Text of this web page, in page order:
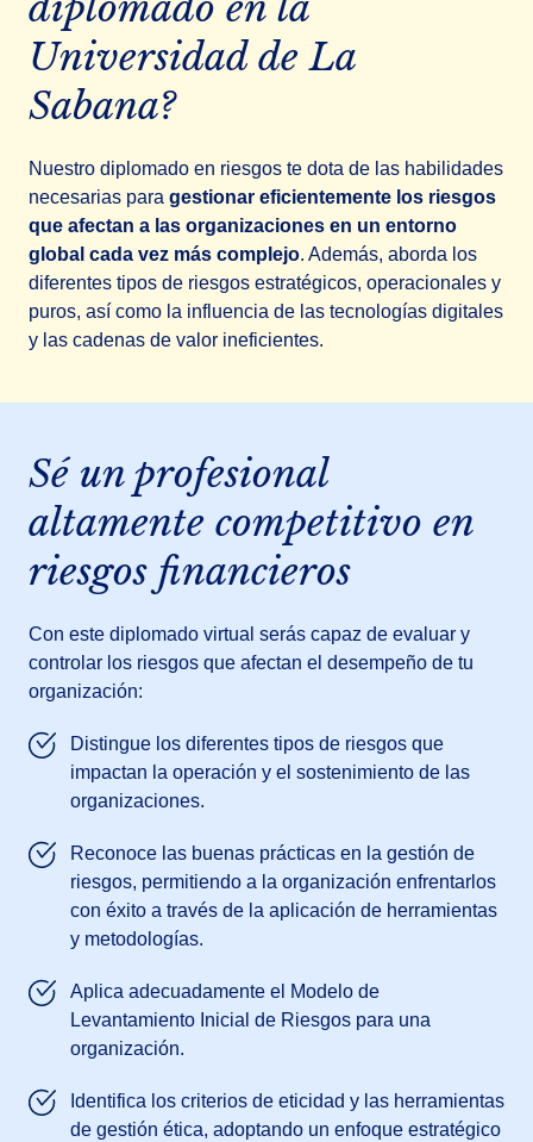
Universidad de La
Sabana?
Nuestro diplomado en riesgos te dota de las habilidades
necesarias para gestionar eficientemente los riesgos
que afectan a las organizaciones en un entorno
global cada vez más complejo. Además, aborda los
diferentes tipos de riesgos estratégicos, operacionales y
puros, así como la influencia de las tecnologías digitales
y las cadenas de valor ineficientes.
Sé un profesional
altamente competitivo en
riesgos financieros
Con este diplomado virtual serás capaz de evaluar y
controlar los riesgos que afectan el desempeño de tu
organización:
Distingue los diferentes tipos de riesgos que
impactan la operación y el sostenimiento de las
organizaciones.
Reconoce las buenas prácticas en la gestión de
riesgos, permitiendo a la organización enfrentarlos
con éxito a través de la aplicación de herramientas
y metodologías.
Aplica adecuadamente el Modelo de
Levantamiento Inicial de Riesgos para una
organización.
Identifica los criterios de eticidad y las herramientas
de gestión ética, adoptando un enfoque estratégico